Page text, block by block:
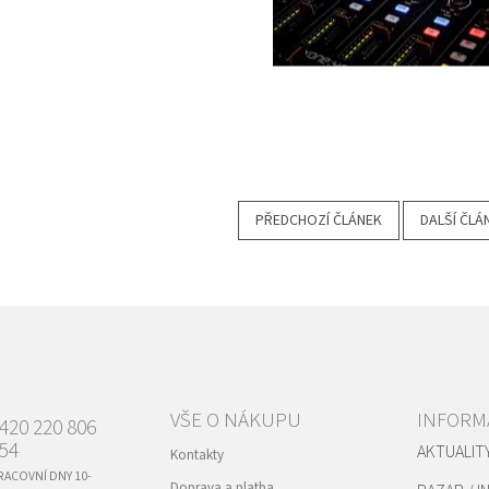
PŘEDCHOZÍ ČLÁNEK DALŠÍ
220 806
DNY 10-
VŠE O NÁKUPU
Kontakty